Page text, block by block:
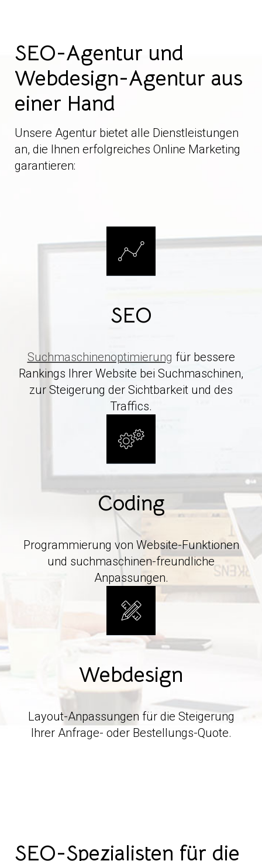
SEO-Agentur und
Webdesign-Agentur aus
einer Hand
Unsere Agentur bietet alle Dienstleistungen
an, die Ihnen erfolgreiches Online Marketing
garantieren:
SEO
Suchmaschinenoptimierung für bessere
Rankings Ihrer Website bei Suchmaschinen,
zur Steigerung der Sichtbarkeit und des
Traffics.
Coding
Programmierung von Website-Funktionen
und suchmaschinen-freundliche
Anpassungen.
Webdesign
Layout-Anpassungen für die Steigerung
Ihrer Anfrage- oder Bestellungs-Quote.
SEO-Spezialisten für die